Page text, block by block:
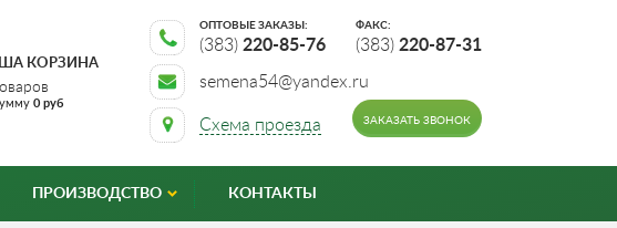
КОРЗИНА
0 руб
Схема проезда
semena54@yandex.ru
ОПТОВЫЕ ЗАКАЗЫ:
(383) 220-85-76
ФАКС:
(383) 220-87-31
ЗАКАЗАТЬ ЗВОНОК
ПРОИЗВОДСТВО КОНТАКТЫ